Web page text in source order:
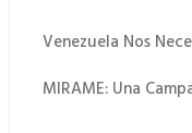
Venezuela Nos
MIRAME: Una